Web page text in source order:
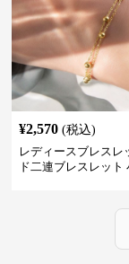
¥2,570 (税込)
レディースブレスレ
ド二連ブレスレット